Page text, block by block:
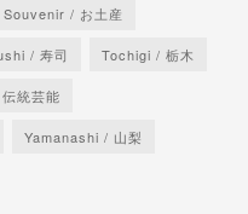
Souvenir / お土産
/ 寿司 Tochigi / 栃木
統芸能
Yamanashi / 山梨